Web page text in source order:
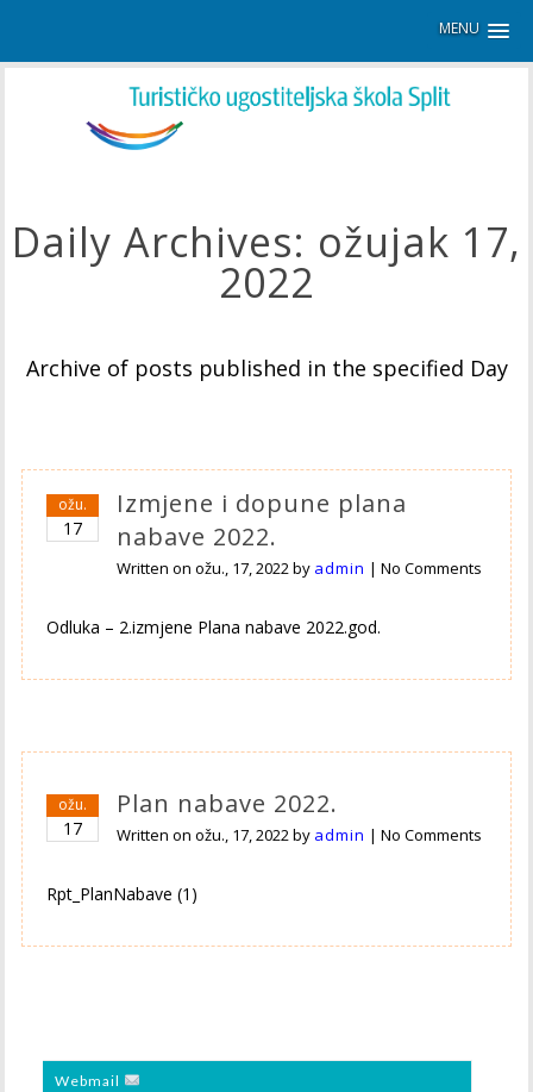
MENU
Daily Archives: ožujak 17,
2022
Archive of posts published in the specified Day
ožu.
17
Izmjene i dopune plana
nabave 2022.
Written onožu., 17, 2022by admin |No Comments
Odluka – 2.izmjene Plana nabave 2022.god.
ožu.
17
Plan nabave 2022.
Written onožu., 17, 2022by admin |No Comments
Rpt_PlanNabave (1)
Webmail